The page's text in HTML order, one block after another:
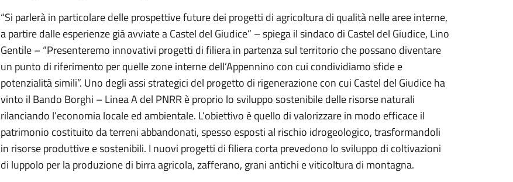
“Si parlerà in particolare delle prospettive future dei progetti di agricoltura di qualità nelle aree interne,
a partire dalle esperienze già avviate a Castel del Giudice” – spiega il sindaco di Castel del Giudice, Lino
Gentile – “Presenteremo innovativi progetti di filiera in partenza sul territorio che possano diventare
un punto di riferimento per quelle zone interne dell’Appennino con cui condividiamo sfide e
potenzialità simili”. Uno degli assi strategici del progetto di rigenerazione con cui Castel del Giudice ha
vinto il Bando Borghi – Linea A del PNRR è proprio lo sviluppo sostenibile delle risorse naturali
rilanciando l’economia locale ed ambientale. L’obiettivo è quello di valorizzare in modo efficace il
patrimonio costituito da terreni abbandonati, spesso esposti al rischio idrogeologico, trasformandoli
in risorse produttive e sostenibili. I nuovi progetti di filiera corta prevedono lo sviluppo di coltivazioni
di luppolo per la produzione di birra agricola, zafferano, grani antichi e viticoltura di montagna.